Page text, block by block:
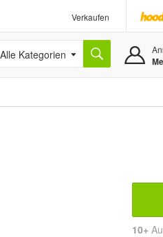
Verkaufen
Alle Kategorien
10+